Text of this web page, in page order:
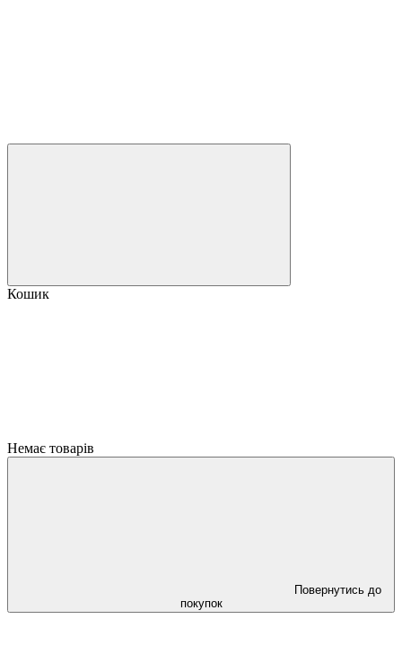
Кошик
Немає товарів
Повернутись до
покупок